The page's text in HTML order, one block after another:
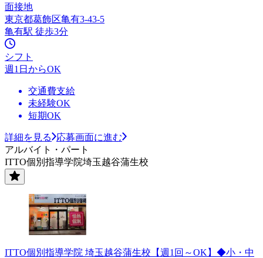
面接地
東京都葛飾区亀有3-43-5
亀有駅 徒歩3分
シフト
週1日からOK
交通費支給
未経験OK
短期OK
詳細を見る
応募画面に進む
アルバイト・パート
ITTO個別指導学院埼玉越谷蒲生校
ITTO個別指導学院 埼玉越谷蒲生校【週1回～OK】◆小・中